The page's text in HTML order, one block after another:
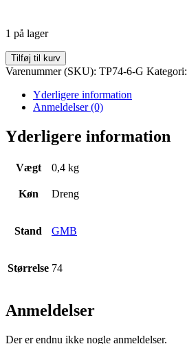
1 på lager
Tøjpakke
GMB
antal
Tilføj til kurv
Varenummer (SKU): TP74-6-G Kategori:
Yderligere information
Anmeldelser (0)
Yderligere information
Vægt 0,4 kg
Køn Dreng
Stand GMB
Størrelse 74
Anmeldelser
Der er endnu ikke nogle anmeldelser.